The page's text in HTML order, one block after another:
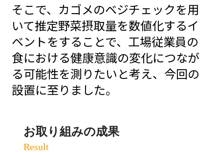
そこで、カゴメのベジチェックを用
いて推定野菜摂取量を数値化するイ
ベントをすることで、工場従業員の
食における健康意識の変化につなが
る可能性を測りたいと考え、今回の
設置に至りました。
お取り組みの成果
Result